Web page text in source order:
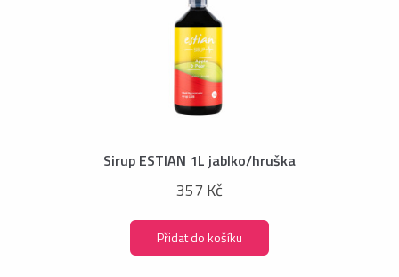
Sirup ESTIAN 1L jablko/hruška
357 Kč
Přidat do košíku